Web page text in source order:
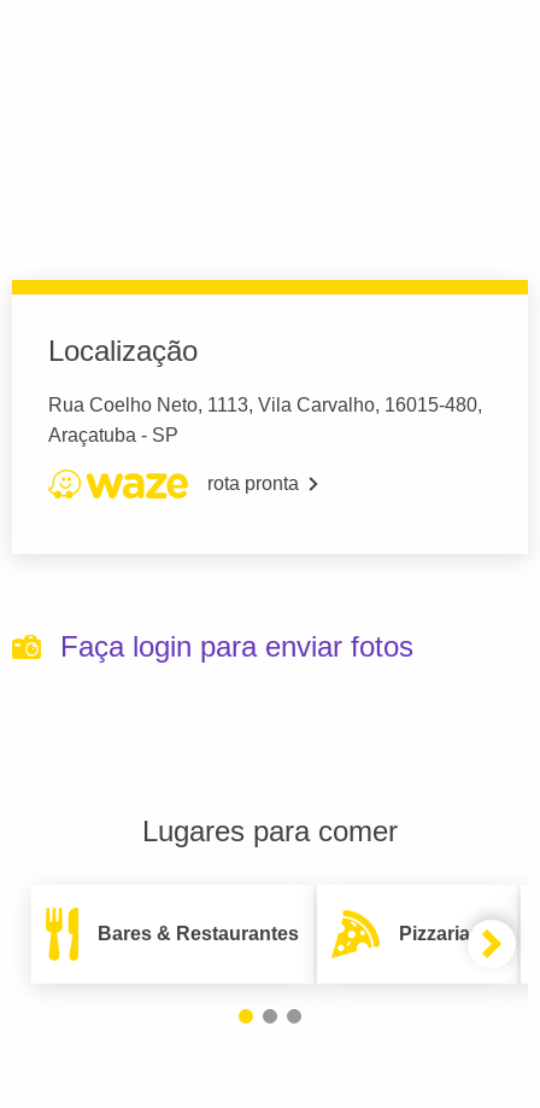
Localização
Rua Coelho Neto, 1113, Vila Carvalho, 16015-480,
Araçatuba - SP
rota pronta
Faça login para enviar fotos
Lugares para comer
Bares & Restaurantes Pizzarias